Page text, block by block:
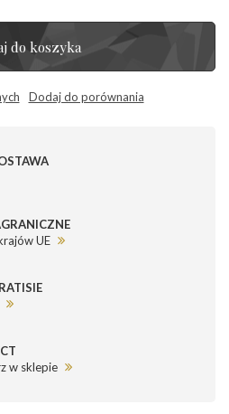
do koszyka
Dodaj do porównania
UE
w sklepie